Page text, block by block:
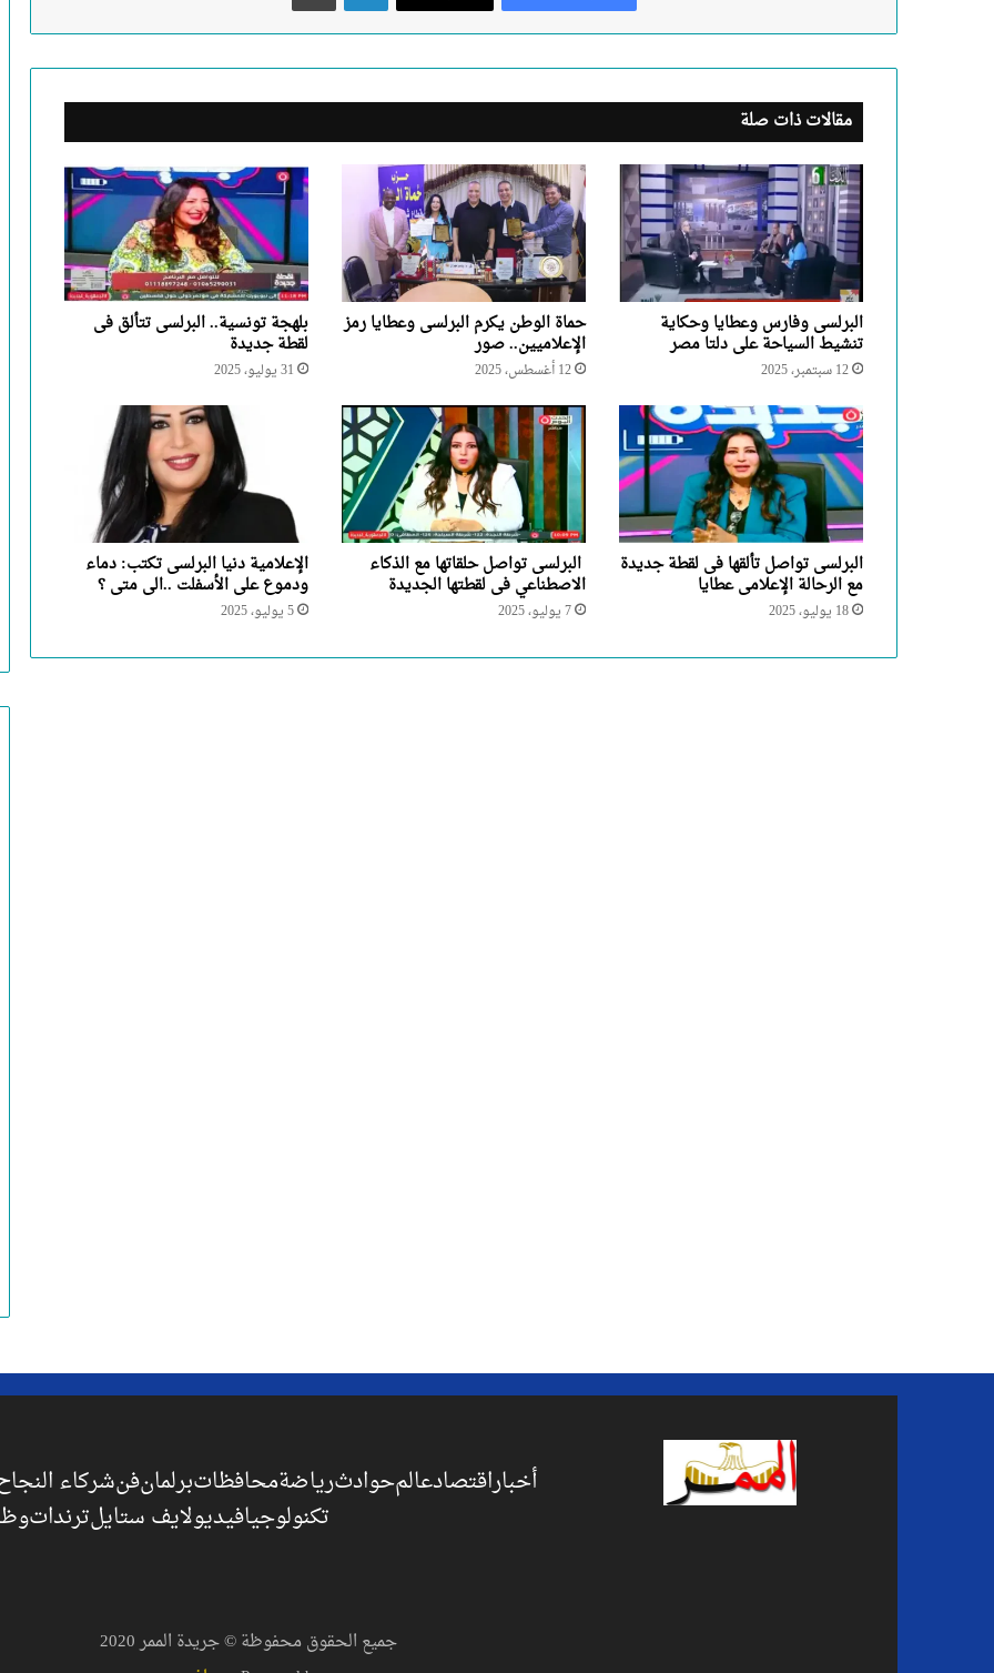
مقالات ذات صلة
البرلسى وفارس وعطايا وحكاية
تنشيط السياحة على دلتا مصر
12 سبتمبر، 2025
حماة الوطن يكرم البرلسى وعطايا رمز
الإعلاميين.. صور
12 أغسطس، 2025
بلهجة تونسية.. البرلسى تتألق فى
لقطة جديدة
31 يوليو، 2025
البرلسى تواصل تألقها فى لقطة جديدة
مع الرحالة الإعلامى عطايا
18 يوليو، 2025
البرلسى تواصل حلقاتها مع الذكاء
الاصطناعي فى لقطتها الجديدة
7 يوليو، 2025
الإعلامية دنيا البرلسى تكتب: دماء
ودموع على الأسفلت ..الى متى ؟
5 يوليو، 2025
أخباراقتصادعالمحوادثرياضةمحافظاتبرلمانفنشركاء
تكنولوجيافيديولايف ستايلترندات
جميع الحقوق محفوظة © جريدة الممر 2020